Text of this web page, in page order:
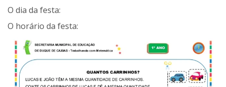
O dia da festa:
O horário da festa: